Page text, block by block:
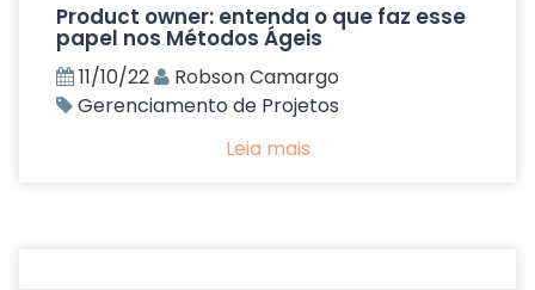
Product owner: entenda o que faz esse
papel nos Métodos Ágeis
11/10/22
Robson Camargo
Gerenciamento de Projetos
Leia mais